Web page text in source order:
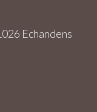
Echandens